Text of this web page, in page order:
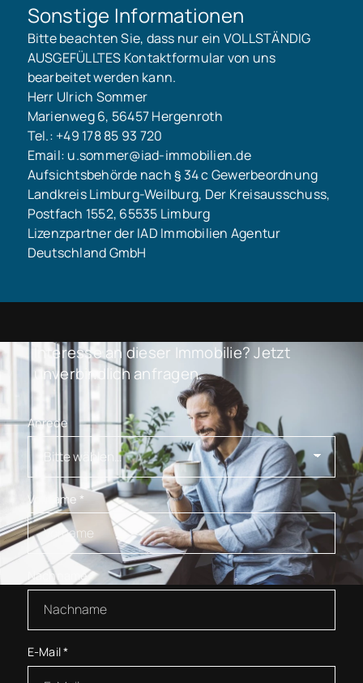
Sonstige Informationen
Bitte beachten Sie, dass nur ein VOLLSTÄNDIG
AUSGEFÜLLTES Kontaktformular von uns
bearbeitet werden kann.
Herr Ulrich Sommer
Marienweg 6, 56457 Hergenroth
Tel.: +49 178 85 93 720
Email: u.sommer@iad-immobilien.de
Aufsichtsbehörde nach § 34 c Gewerbeordnung
Landkreis Limburg-Weilburg, Der Kreisausschuss,
Postfach 1552, 65535 Limburg
Lizenzpartner der IAD Immobilien Agentur
Deutschland GmbH
Interesse an dieser Immobilie? Jetzt
unverbindlich anfragen.
Anrede
Vorname *
Nachname*
E-Mail*